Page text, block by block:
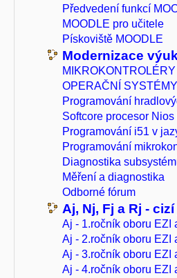
Předvedení funkcí
MOODLE pro učitele
Pískoviště MOODLE
Modernizace
OPERAČNÍ
Programování
Softcore procesor Nios II
Programování i51 v
Programování
Diagnostika
Měření a diagnostika
Odborné fórum
Aj, Nj, Fj a Rj -
Aj - 1.ročník oboru EZI
Aj - 2.ročník oboru EZI
Aj - 3.ročník oboru EZI
Aj - 4.ročník oboru EZI